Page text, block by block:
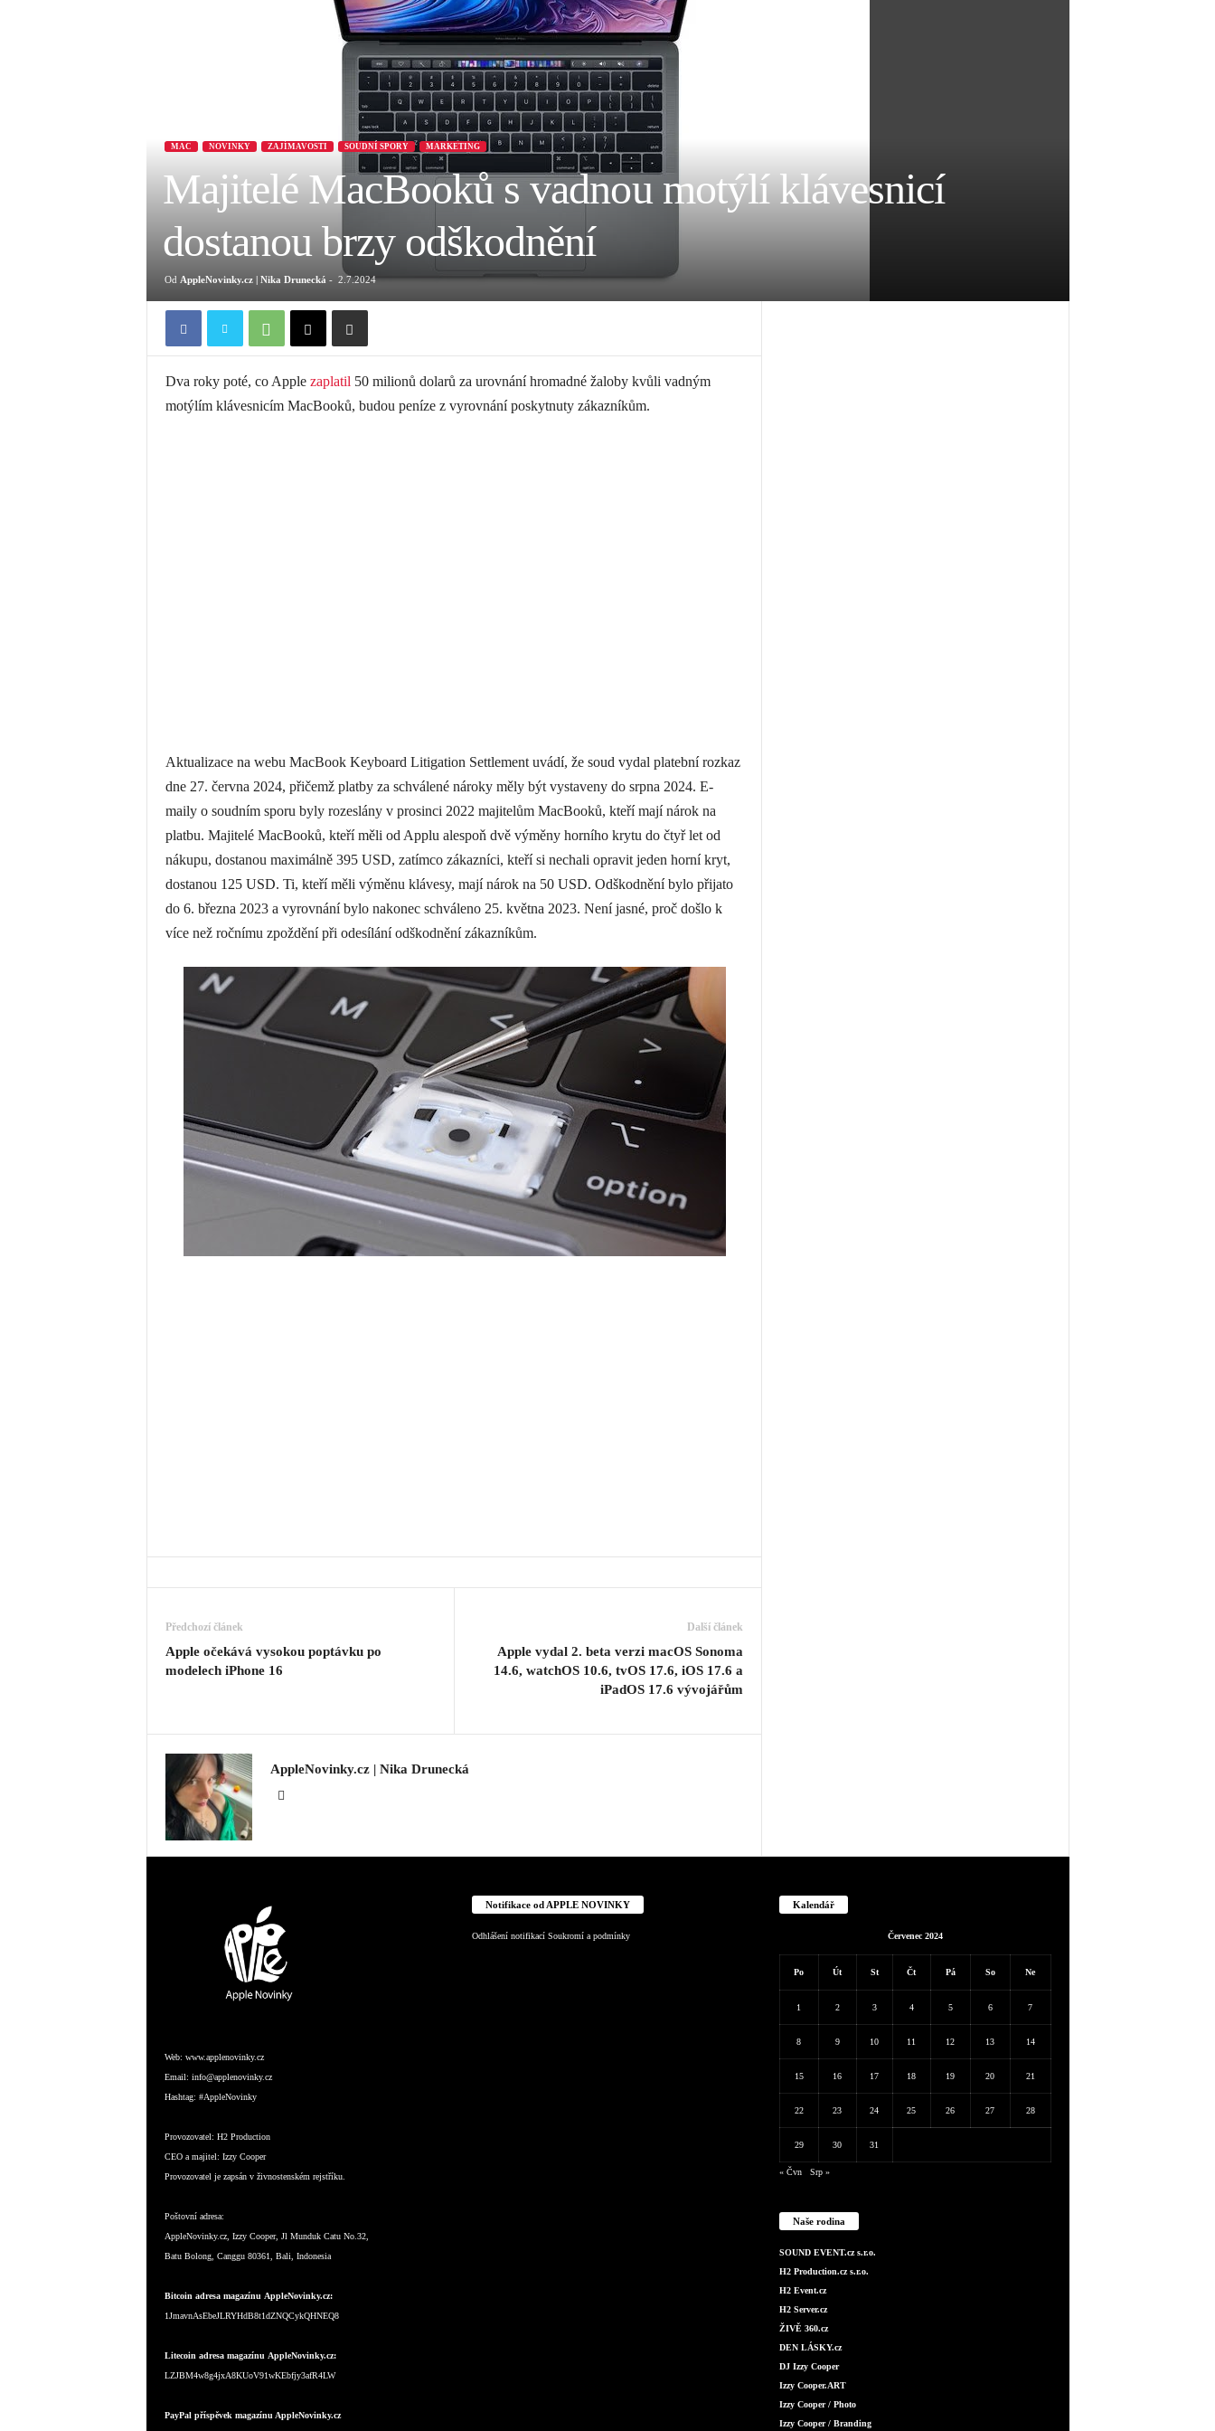
MAC NOVINKY ZAJÍMAVOSTI SOUDNÍ SPORY MARKETING
Majitelé MacBooků s vadnou motýlí klávesnicí
dostanou brzy odškodnění
Od AppleNovinky.cz | Nika Drunecká - 2.7.2024
Dva roky poté, co Apple zaplatil 50 milionů dolarů za urovnání hromadné žaloby kvůli vadným
motýlím klávesnicím MacBooků, budou peníze z vyrovnání poskytnuty zákazníkům.
Aktualizace na webu MacBook Keyboard Litigation Settlement uvádí, že soud vydal platební rozkaz
dne 27. června 2024, přičemž platby za schválené nároky měly být vystaveny do srpna 2024. E-
maily o soudním sporu byly rozeslány v prosinci 2022 majitelům MacBooků, kteří mají nárok na
platbu. Majitelé MacBooků, kteří měli od Applu alespoň dvě výměny horního krytu do čtyř let od
nákupu, dostanou maximálně 395 USD, zatímco zákazníci, kteří si nechali opravit jeden horní kryt,
dostanou 125 USD. Ti, kteří měli výměnu klávesy, mají nárok na 50 USD. Odškodnění bylo přijato
do 6. března 2023 a vyrovnání bylo nakonec schváleno 25. května 2023. Není jasné, proč došlo k
více než ročnímu zpoždění při odesílání odškodnění zákazníkům.
Předchozí článek
Apple očekává vysokou poptávku po
modelech iPhone 16
Další článek
Apple vydal 2. beta verzi macOS Sonoma
14.6, watchOS 10.6, tvOS 17.6, iOS 17.6 a
iPadOS 17.6 vývojářům
AppleNovinky.cz | Nika Drunecká
Web: www.applenovinky.cz
Email: info@applenovinky.cz
Hashtag: #AppleNovinky
Provozovatel: H2 Production
CEO a majitel: Izzy Cooper
Provozovatel je zapsán v živnostenském rejstříku.
Poštovní adresa:
AppleNovinky.cz, Izzy Cooper, Jl Munduk Catu No.32,
Batu Bolong, Canggu 80361, Bali, Indonesia
Bitcoin adresa magazínu AppleNovinky.cz:
1JmavnAsEbeJLRYHdB8t1dZNQCykQHNEQ8
Litecoin adresa magazínu AppleNovinky.cz:
LZJBM4w8g4jxA8KUoV91wKEbfjy3afR4LW
PayPal příspěvek magazínu AppleNovinky.cz
Notifikace od APPLE NOVINKY
Odhlášení notifikací Soukromí a podmínky
Kalendář
Červenec 2024
Po Út St Čt Pá So Ne
1 2 3 4 5 6 7
8 9 10 11 12 13 14
15 16 17 18 19 20 21
22 23 24 25 26 27 28
29 30 31
« Čvn Srp »
Naše rodina
SOUND EVENT.cz s.r.o.
H2 Production.cz s.r.o.
H2 Event.cz
H2 Server.cz
ŽIVĚ 360.cz
DEN LÁSKY.cz
DJ Izzy Cooper
Izzy Cooper.ART
Izzy Cooper / Photo
Izzy Cooper / Branding